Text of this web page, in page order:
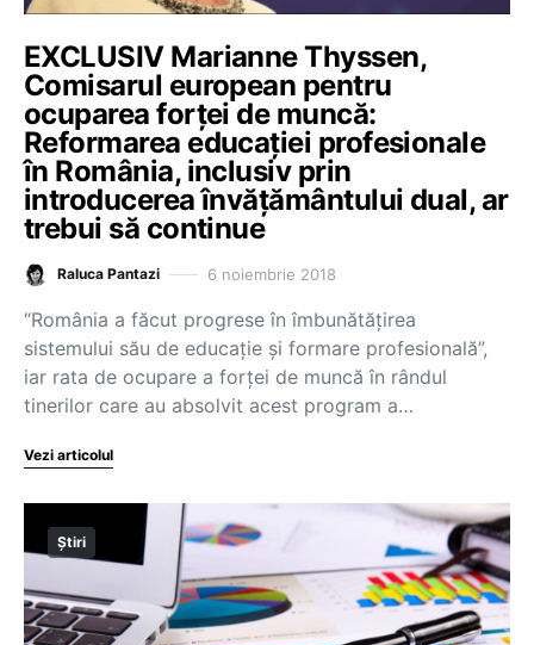
EXCLUSIV Marianne Thyssen,
Comisarul european pentru
ocuparea forței de muncă:
Reformarea educației profesionale
în România, inclusiv prin
introducerea învățământului dual, ar
trebui să continue
Raluca Pantazi 6 noiembrie 2018
“România a făcut progrese în îmbunătățirea
sistemului său de educație și formare profesională”,
iar rata de ocupare a forței de muncă în rândul
tinerilor care au absolvit acest program a…
Vezi articolul
Știri